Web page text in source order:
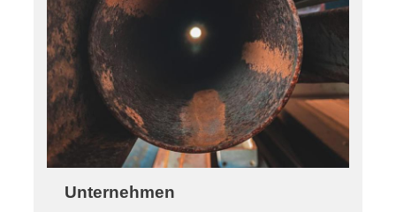
Unternehmen